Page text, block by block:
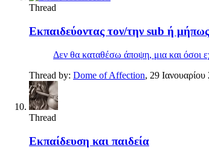
Thread
Εκπαιδεύοντας τον/την sub ή
Δεν θα καταθέσω άποψη, μια και όσοι
Thread by: Dome of Affection, 29 Ιανουαρίου
Thread
Εκπαίδευση και παιδεία